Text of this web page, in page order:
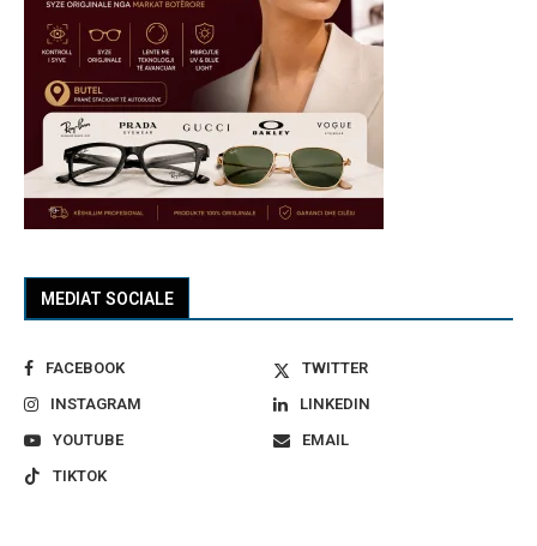
MEDIAT SOCIALE
FACEBOOK
TWITTER
INSTAGRAM
LINKEDIN
YOUTUBE
EMAIL
TIKTOK